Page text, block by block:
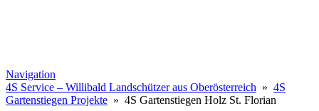
Navigation
4S Service – Willibald Landschützer aus Oberösterreich » 4S
Gartenstiegen Projekte » 4S Gartenstiegen Holz St. Florian